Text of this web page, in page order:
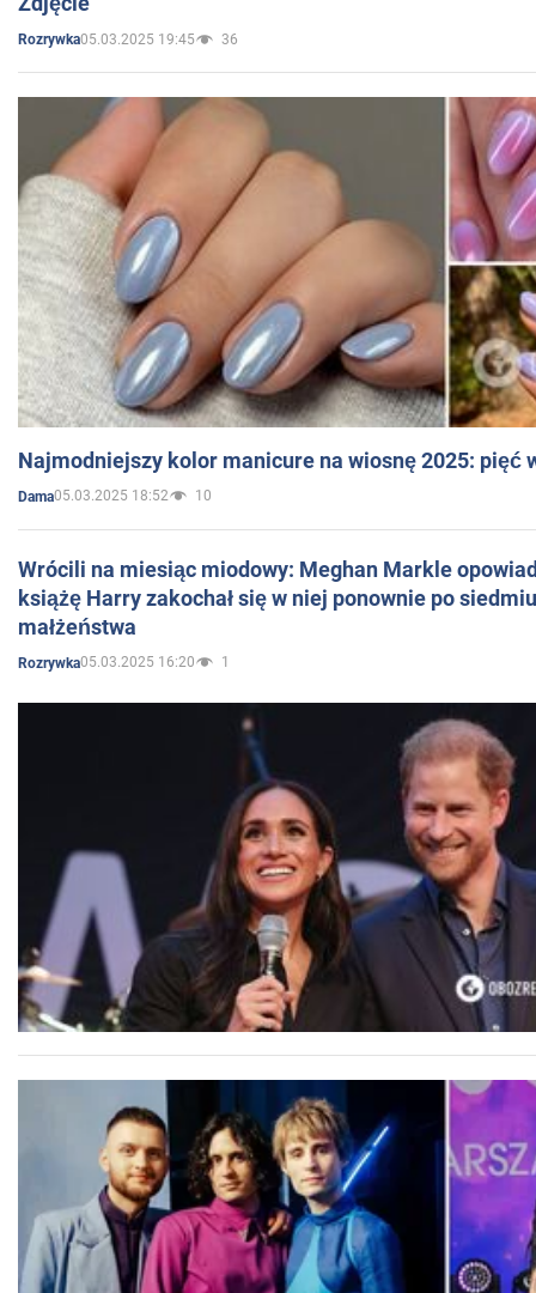
Rozrywka05.03.2025 19:45 36
Najmodniejszy kolor manicure na wiosnę 2025: pięć
Dama05.03.2025 18:52 10
Wrócili na miesiąc miodowy: Meghan Markle
książę Harry zakochał się w niej ponownie po
małżeństwa
Rozrywka05.03.2025 16:20 1